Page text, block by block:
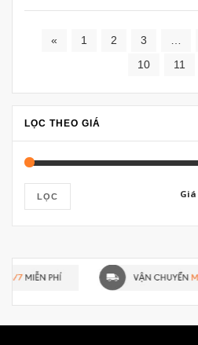
« 1 2 3 …
10
11
LỌC THEO GIÁ
LỌC Giá